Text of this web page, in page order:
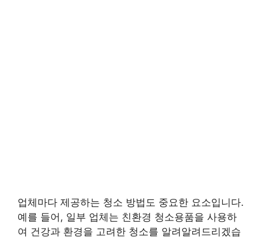
업체마다 제공하는 청소 방법도 중요한 요소입니다.
예를 들어, 일부 업체는 친환경 청소용품을 사용하
여 건강과 환경을 고려한 청소를 알려알려드리겠습